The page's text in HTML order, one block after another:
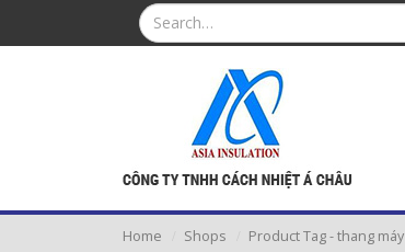
Home Shops Product Tag -thang máy